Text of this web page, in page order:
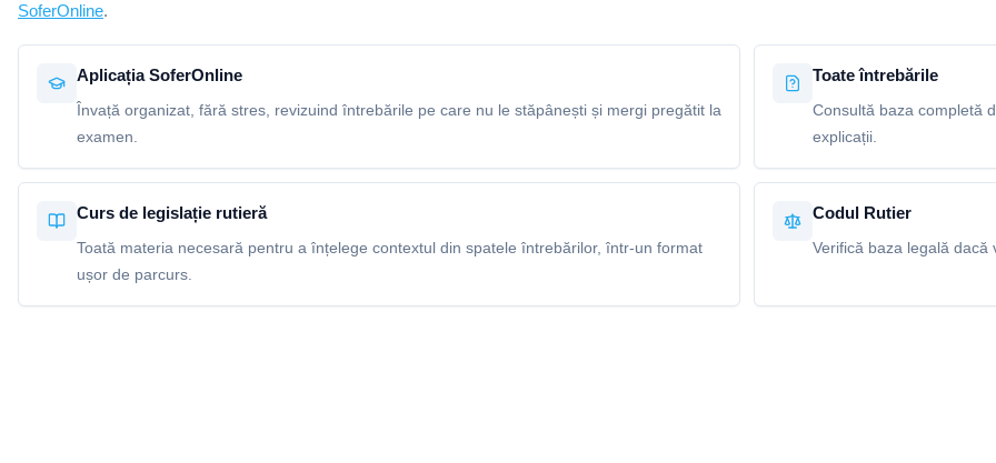
SoferOnline.
Aplicația SoferOnline
Învață organizat, fără stres, revizuind întrebările pe care nu le stăpânești și mergi pregătit la
examen.
Toate întrebările
Consultă baza completă
explicații.
Curs de legislație rutieră
Toată materia necesară pentru a înțelege contextul din spatele întrebărilor, într-un format
ușor de parcurs.
Codul Rutier
Verifică baza legală dacă